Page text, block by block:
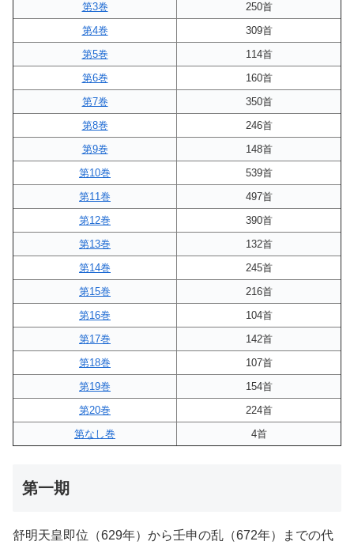
第3巻
250首
第4巻
309首
第5巻
114首
第6巻
160首
第7巻
350首
第8巻
246首
第9巻
148首
第10巻
539首
第11巻
497首
第12巻
390首
第13巻
132首
第14巻
245首
第15巻
216首
第16巻
104首
第17巻
142首
第18巻
107首
第19巻
154首
第20巻
224首
第なし巻
4首
第一期
舒明天皇即位（629年）から壬申の乱（672年）までの代